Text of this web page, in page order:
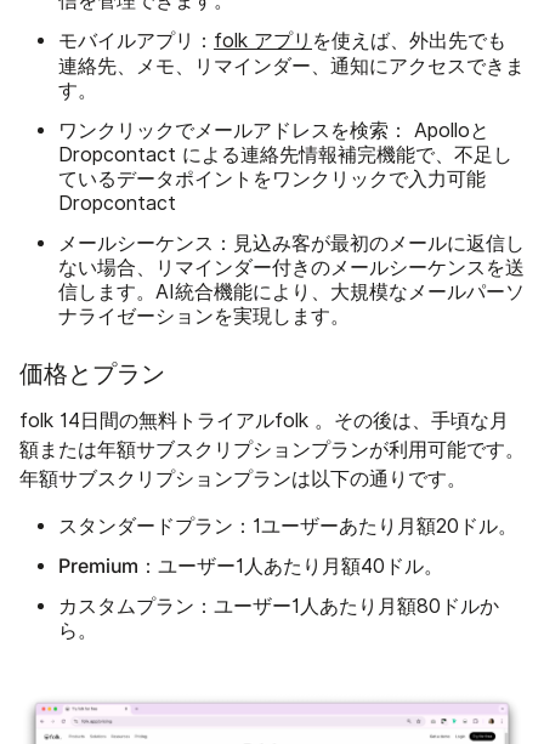
モバイルアプリ： folk アプリ を使えば、外出先でも
連絡先、メモ、リマインダー、通知にアクセスできま
す。
ワンクリックでメールアドレスを検索：
Apolloと
Dropcontact による連絡先情報補完機能で、不足し
ているデータポイントをワンクリックで入力可能
Dropcontact
メールシーケンス： 見込み客が最初のメールに返信し
ない場合、リマインダー付きのメールシーケンスを送
信します。AI統合機能により、大規模なメールパーソ
ナライゼーションを実現します。
価格とプラン
folk 14日間の無料トライアルfolk 。その後は、手頃な月
額または年額サブスクリプションプランが利用可能です。
年額サブスクリプションプランは以下の通りです。
スタンダードプラン： 1ユーザーあたり月額20ドル。
Premium： ユーザー1人あたり月額40ドル。
カスタムプラン： ユーザー1人あたり月額80ドルか
ら。